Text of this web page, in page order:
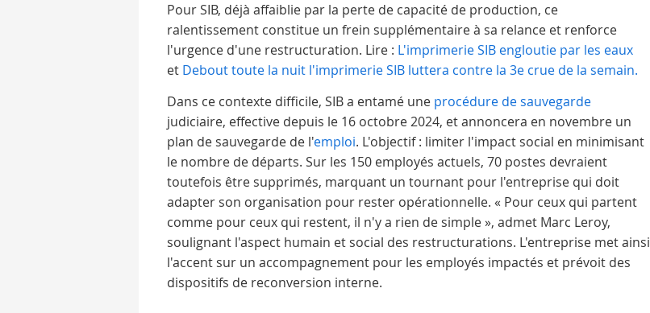
Pour SIB, déjà affaiblie par la perte de capacité de production, ce
ralentissement constitue un frein supplémentaire à sa relance et renforce
l'urgence d'une restructuration. Lire : L'imprimerie SIB engloutie par les eaux
et Debout toute la nuit l'imprimerie SIB luttera contre la 3e crue de la semain.
Dans ce contexte difficile, SIB a entamé une procédure de sauvegarde
judiciaire, effective depuis le 16 octobre 2024, et annoncera en novembre un
plan de sauvegarde de l'emploi. L'objectif : limiter l'impact social en minimisant
le nombre de départs. Sur les 150 employés actuels, 70 postes devraient
toutefois être supprimés, marquant un tournant pour l'entreprise qui doit
adapter son organisation pour rester opérationnelle. « Pour ceux qui partent
comme pour ceux qui restent, il n'y a rien de simple », admet Marc Leroy,
soulignant l'aspect humain et social des restructurations. L'entreprise met ainsi
l'accent sur un accompagnement pour les employés impactés et prévoit des
dispositifs de reconversion interne.